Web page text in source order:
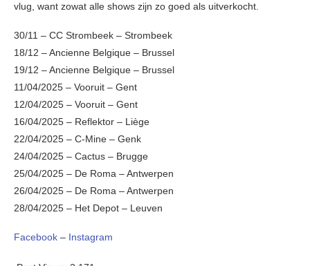
vlug, want zowat alle shows zijn zo goed als uitverkocht.
30/11 – CC Strombeek – Strombeek
18/12 – Ancienne Belgique – Brussel
19/12 – Ancienne Belgique – Brussel
11/04/2025 – Vooruit – Gent
12/04/2025 – Vooruit – Gent
16/04/2025 – Reflektor – Liège
22/04/2025 – C-Mine – Genk
24/04/2025 – Cactus – Brugge
25/04/2025 – De Roma – Antwerpen
26/04/2025 – De Roma – Antwerpen
28/04/2025 – Het Depot – Leuven
Facebook – Instagram